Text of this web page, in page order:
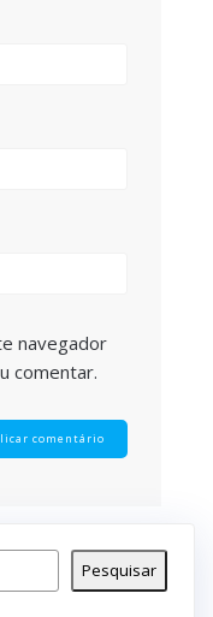
navegador
comentar.
Pesquisar